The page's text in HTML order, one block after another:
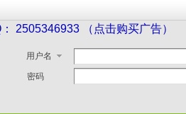
2505346933 （点击购买广告）
用户名
密码